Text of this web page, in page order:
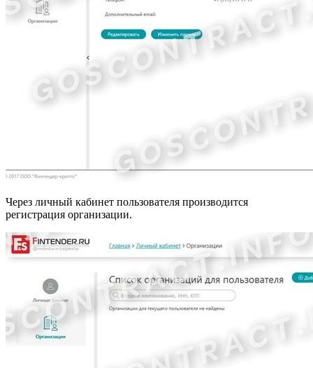
Через личный кабинет пользователя производится
регистрация организации.